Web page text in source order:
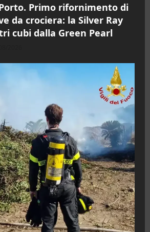
Primo rifornimento di
da crociera: la Silver Ray
cubi dalla Green Pearl